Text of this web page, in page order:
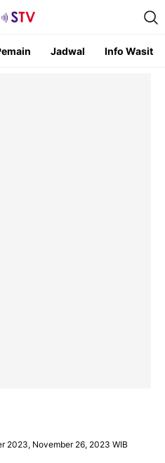
Jadwal Info Wasit
2023, November 26, 2023 WIB